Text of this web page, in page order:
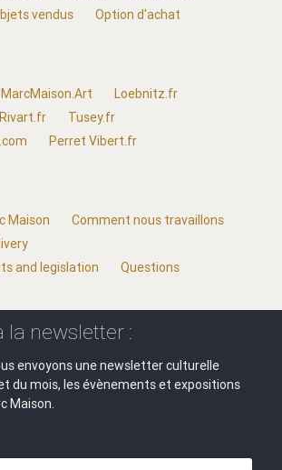
vendus Option d'achat
MarcMaison.Art
Loebnitz.fr
Rivart.fr
Tusey.fr
Perret Vibert.fr
Maison
Comment nous travaillons
and legislation
Questions
la newsletter :
envoyons une newsletter culturelle
du mois, les évènements et expositions
Maison.